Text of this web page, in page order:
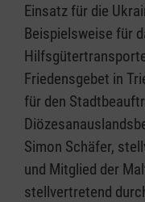
Einsatz für die
Beispielsweise für
Friedensgebet in
für den
Simon Schäfer,
und Mitglied der
stellvertretend